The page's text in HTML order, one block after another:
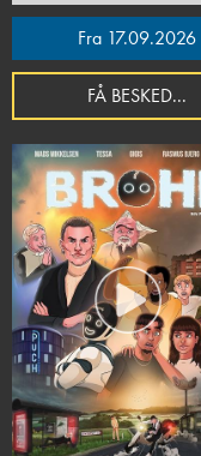
Fra 17.09.2026
FÅ BESKED...